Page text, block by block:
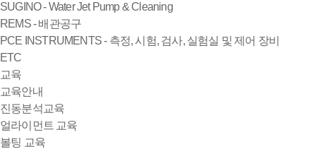
SUGINO - Water Jet Pump & Cleaning
REMS - 배관공구
PCE INSTRUMENTS - 측정, 시험, 검사, 실험실 및 제어 장비
ETC
교육
교육안내
진동분석교육
얼라이먼트 교육
볼팅 교육